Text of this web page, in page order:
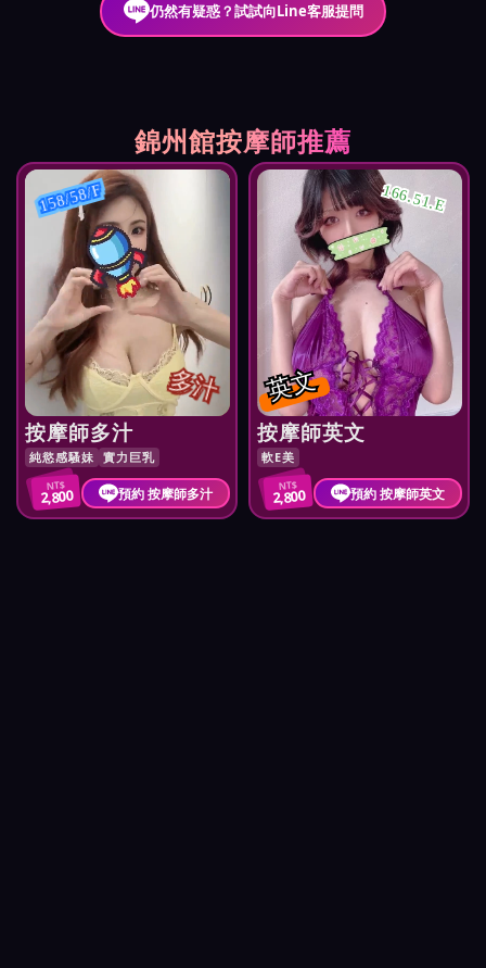
仍然有疑惑？試試向Line客服提問
錦州館按摩師推薦
多汁
158/58/F
按摩師多汁
純慾感騷妹 實力巨乳
NT$
2,800 預約 按摩師多汁
英文
166.51.E
按摩師英文
軟E美
NT$
2,800 預約 按摩師英文